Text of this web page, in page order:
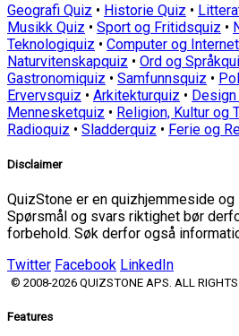
Geografi Quiz • Historie Quiz •
Musikk Quiz • Sport og Fritidsquiz •
Teknologiquiz • Computer og
Naturvitenskapquiz • Ord og
Gastronomiquiz • Samfunnsquiz •
Ervervsquiz • Arkitekturquiz •
Mennesketquiz • Religion, Kultur og
Radioquiz • Sladderquiz • Ferie og
Disclaimer
QuizStone er en quizhjemmeside
Spørsmål og svars riktighet bør
forbehold. Søk derfor også
Twitter Facebook LinkedIn
© 2008-2026 QUIZSTONE APS. ALL RIGHTS
Features